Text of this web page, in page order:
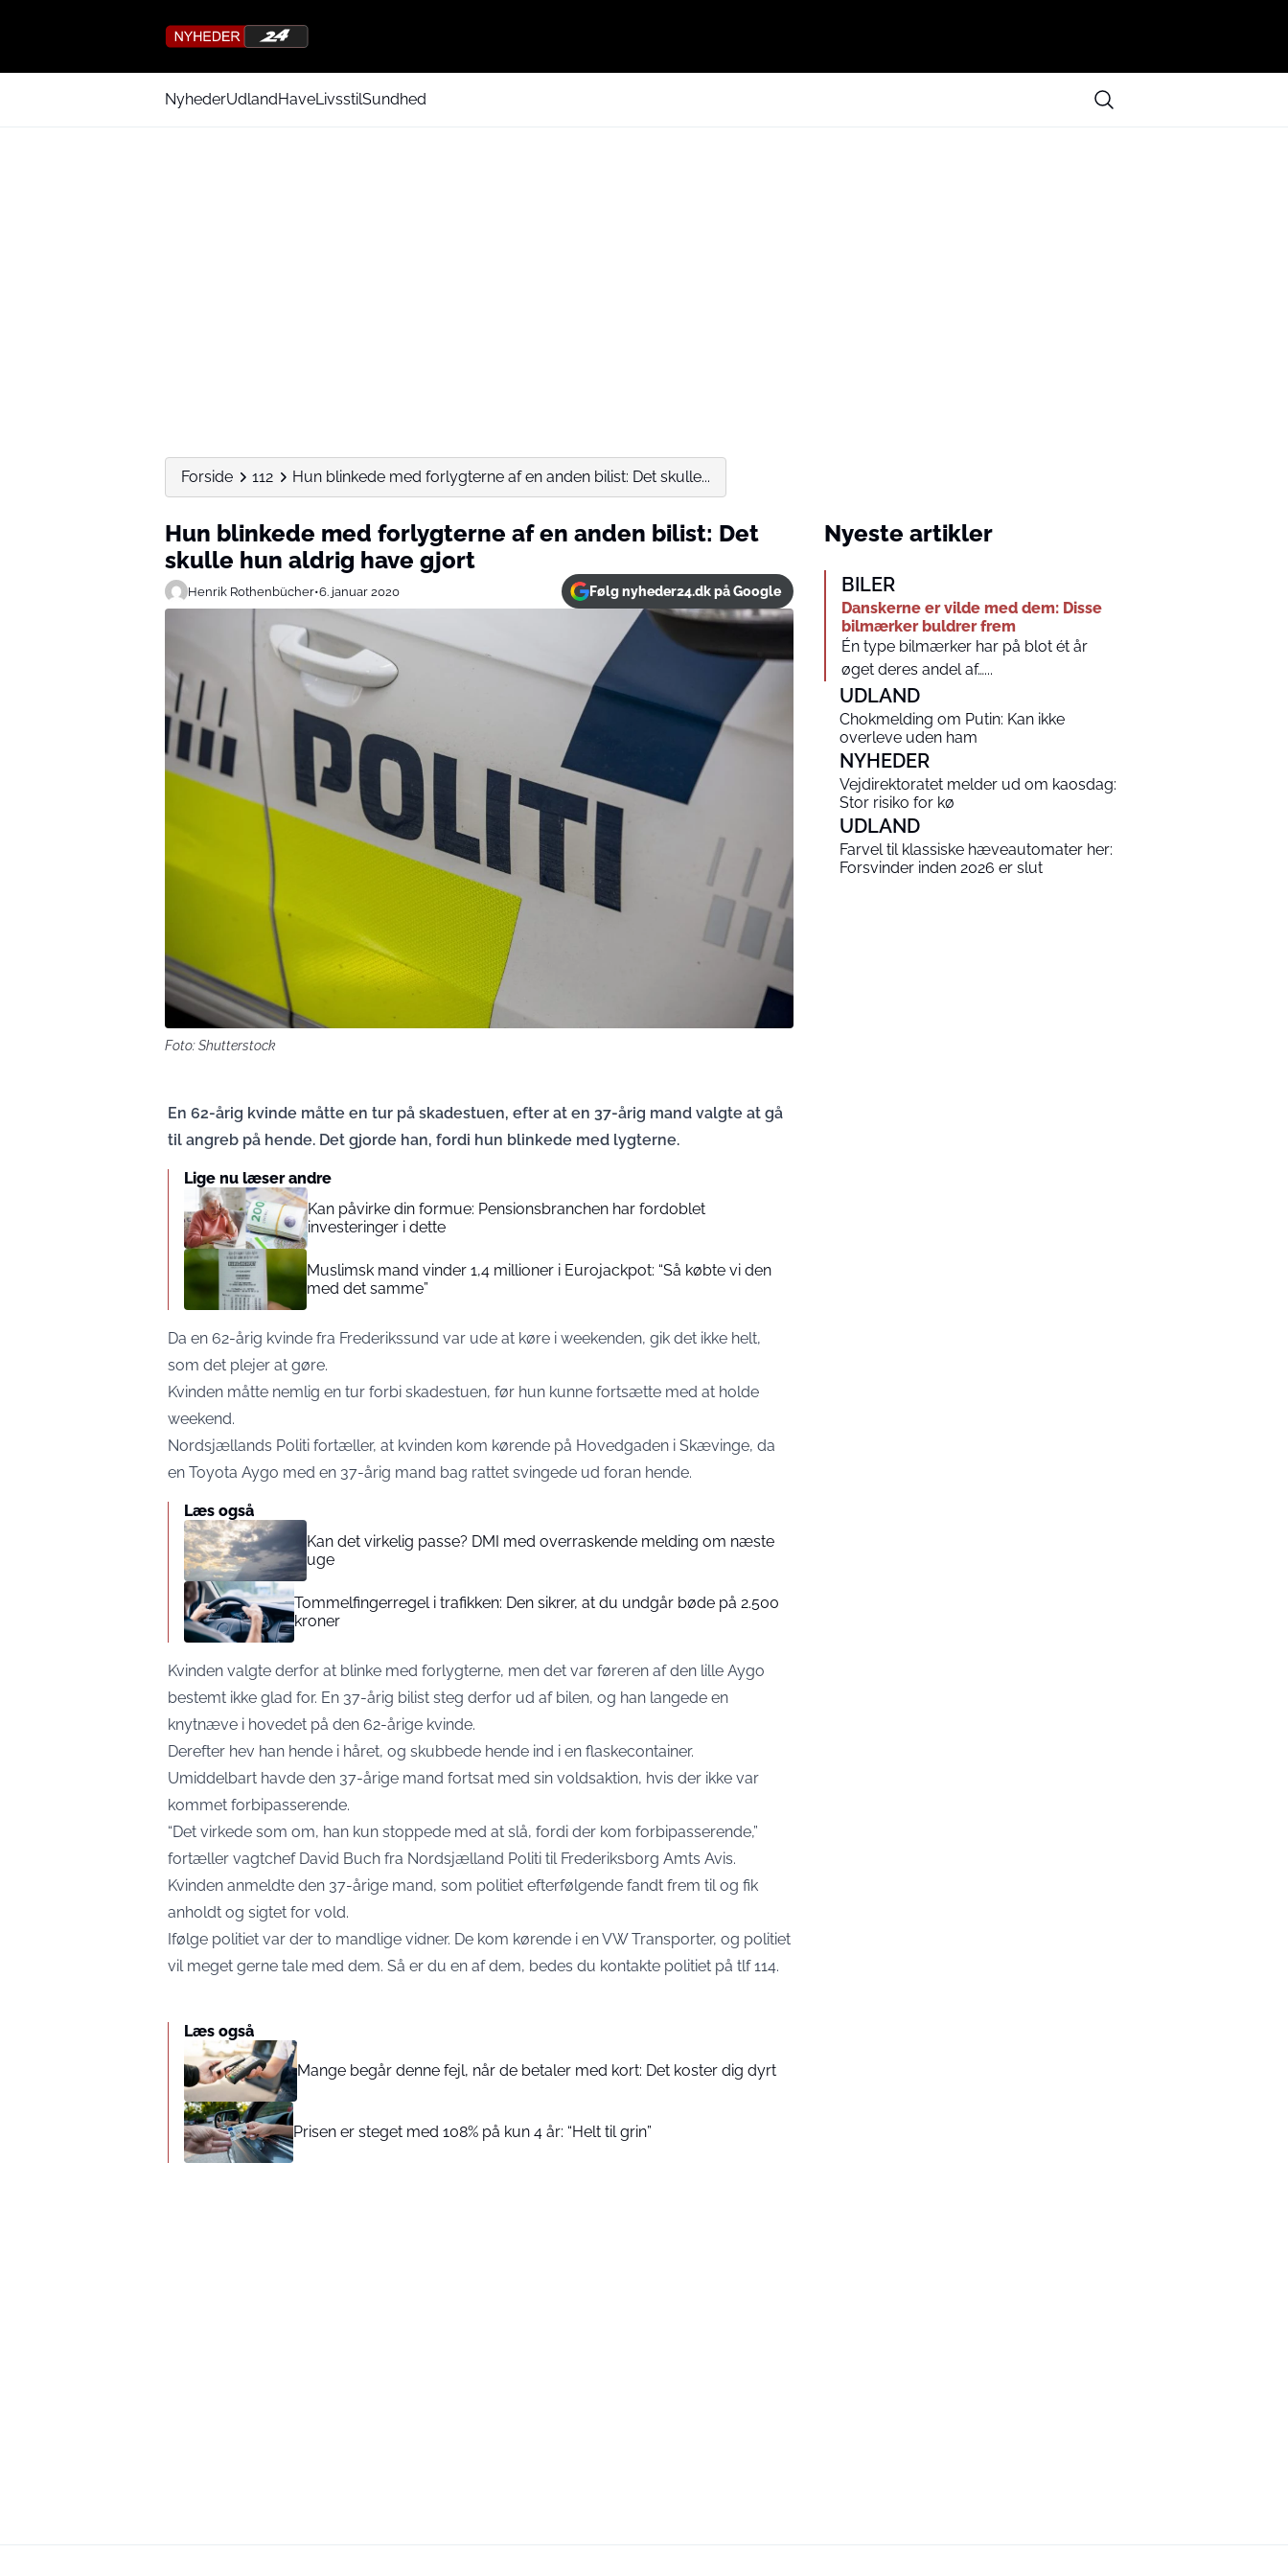
NyhederUdlandHaveLivsstilSundhed
Forside 112 Hun blinkede med forlygterne af en anden bilist: Det skulle...
Hun blinkede med forlygterne af en anden bilist: Det
skulle hun aldrig have gjort
Henrik Rothenbücher•6. januar 2020 Følg nyheder24.dk på Google
Foto: Shutterstock
En 62-årig kvinde måtte en tur på skadestuen, efter at en 37-årig mand valgte at gå
til angreb på hende. Det gjorde han, fordi hun blinkede med lygterne.
Lige nu læser andre
Kan påvirke din formue: Pensionsbranchen har fordoblet
investeringer i dette
Muslimsk mand vinder 1,4 millioner i Eurojackpot: “Så købte vi den
med det samme”
Da en 62-årig kvinde fra Frederikssund var ude at køre i weekenden, gik det ikke helt,
som det plejer at gøre.
Kvinden måtte nemlig en tur forbi skadestuen, før hun kunne fortsætte med at holde
weekend.
Nordsjællands Politi fortæller, at kvinden kom kørende på Hovedgaden i Skævinge, da
en Toyota Aygo med en 37-årig mand bag rattet svingede ud foran hende.
Læs også
Kan det virkelig passe? DMI med overraskende melding om næste
uge
Tommelfingerregel i trafikken: Den sikrer, at du undgår bøde på 2.500
kroner
Kvinden valgte derfor at blinke med forlygterne, men det var føreren af den lille Aygo
bestemt ikke glad for. En 37-årig bilist steg derfor ud af bilen, og han langede en
knytnæve i hovedet på den 62-årige kvinde.
Derefter hev han hende i håret, og skubbede hende ind i en flaskecontainer.
Umiddelbart havde den 37-årige mand fortsat med sin voldsaktion, hvis der ikke var
kommet forbipasserende.
“Det virkede som om, han kun stoppede med at slå, fordi der kom forbipasserende,”
fortæller vagtchef David Buch fra Nordsjælland Politi til Frederiksborg Amts Avis.
Kvinden anmeldte den 37-årige mand, som politiet efterfølgende fandt frem til og fik
anholdt og sigtet for vold.
Ifølge politiet var der to mandlige vidner. De kom kørende i en VW Transporter, og politiet
vil meget gerne tale med dem. Så er du en af dem, bedes du kontakte politiet på tlf 114.
Læs også
Mange begår denne fejl, når de betaler med kort: Det koster dig dyrt
Prisen er steget med 108% på kun 4 år: “Helt til grin”
Nyeste artikler
BILER
Danskerne er vilde med dem: Disse
bilmærker buldrer frem
Én type bilmærker har på blot ét år
øget deres andel af…...
UDLAND
Chokmelding om Putin: Kan ikke
overleve uden ham
NYHEDER
Vejdirektoratet melder ud om kaosdag:
Stor risiko for kø
UDLAND
Farvel til klassiske hæveautomater her:
Forsvinder inden 2026 er slut